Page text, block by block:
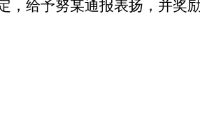
， 给予努某通报表扬，并奖